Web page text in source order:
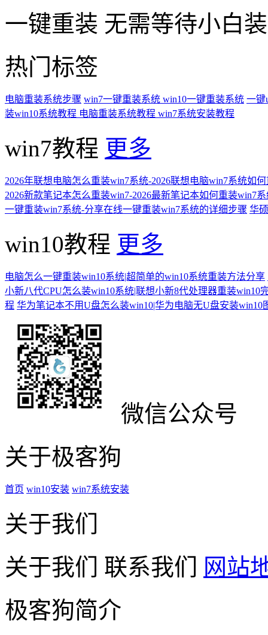
一键重装 无需等待小白
热门标签
电脑重装系统步骤 win7一键重装系统 win10一键重装系统 一键
装win10系统教程 电脑重装系统教程 win7系统安装教程
win7教程 更多
2026年联想电脑怎么重装win7系统-2026联想电脑win7系统如
2026新款笔记本怎么重装win7-2026最新笔记本如何重装win7
一键重装win7系统-分享在线一键重装win7系统的详细步骤 华
win10教程 更多
电脑怎么一键重装win10系统|超简单的win10系统重装方法分享
小新八代CPU怎么装win10系统|联想小新8代处理器重装win10
程 华为笔记本不用U盘怎么装win10|华为电脑无U盘安装win10
微信公众号
关于极客狗
首页 win10安装 win7系统安装
关于我们
关于我们
联系我们
网站
极客狗简介